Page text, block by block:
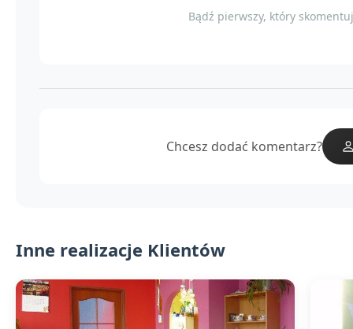
Bądź pierwszy, który
Chcesz dodać komentarz?
Inne realizacje Klientów